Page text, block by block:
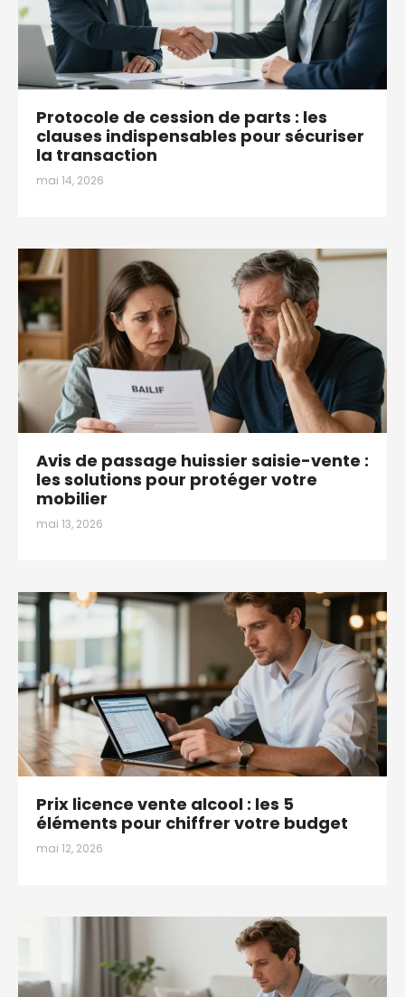
Protocole de cession de parts : les
clauses indispensables pour sécuriser
la transaction
mai 14, 2026
Avis de passage huissier saisie-vente :
les solutions pour protéger votre
mobilier
mai 13, 2026
Prix licence vente alcool : les 5
éléments pour chiffrer votre budget
mai 12, 2026